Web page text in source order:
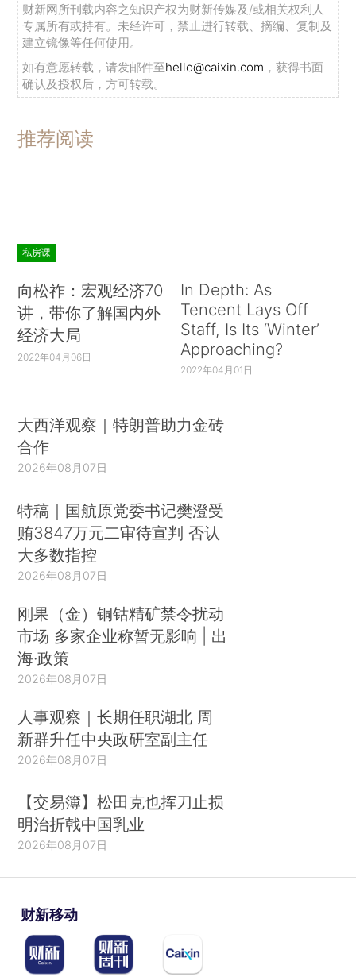
财新网所刊载内容之知识产权为财新传媒及/或相关权利人
专属所有或持有。未经许可，禁止进行转载、摘编、复制及
建立镜像等任何使用。
如有意愿转载，请发邮件至hello@caixin.com ，获得书面
确认及授权后，方可转载。
推荐阅读
私房课
向松祚：宏观经济70
讲，带你了解国内外
经济大局
2022年04月06日
In Depth: As
Tencent Lays Off
Staff, Is Its ‘Winter’
Approaching?
2022年04月01日
大西洋观察｜特朗普助力金砖
合作
2026年08月07日
特稿｜国航原党委书记樊澄受
贿3847万元二审待宣判 否认
大多数指控
2026年08月07日
刚果（金）铜钴精矿禁令扰动
市场 多家企业称暂无影响 | 出
海·政策
2026年08月07日
人事观察｜长期任职湖北 周
新群升任中央政研室副主任
2026年08月07日
【交易簿】松田克也挥刀止损
明治折戟中国乳业
2026年08月07日
财新移动